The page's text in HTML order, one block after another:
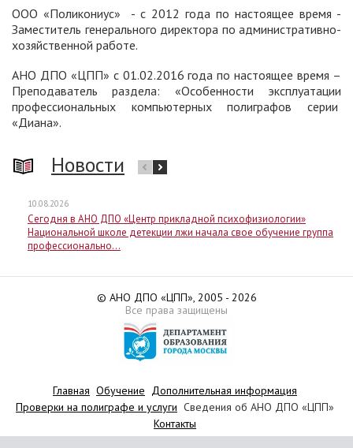
ООО «Поликониус» - с 2012 года по настоящее время -
Заместитель генерального директора по административно-
хозяйственной работе.
АНО ДПО «ЦПП» с 01.02.2016 года по настоящее время –
Преподаватель раздела: «Особенности эксплуатации
профессиональных компьютерных полиграфов серии
«Диана».
Новости
10.08.2026
Сегодня в АНО ДПО «Центр прикладной психофизиологии»
Национальной школе детекции лжи начала свое обучение группа
профессионально...
© АНО ДПО «ЦПП», 2005 - 2026
Все права защищены
Главная Обучение Дополнительная информация
Проверки на полиграфе и услуги Сведения об АНО ДПО «ЦПП»
Контакты
карта сайта